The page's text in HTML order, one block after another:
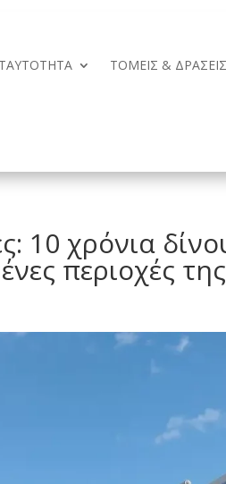
ΤΑΥΤΟΤΗΤΑ ΤΟΜΕΙΣ & ΔΡΑΣΕΙΣ
10 χρόνια
περιοχές